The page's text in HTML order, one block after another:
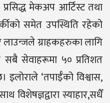
मेकअप आर्टिस्ट तथा
समेत उपस्थिति रहेको
ग्राहकहरुका लागि
सेवाहरूमा ५० प्रतिशत
‘तपाईँको विश्वास,
विशेषज्ञद्वारा स्याहार,सधैँ